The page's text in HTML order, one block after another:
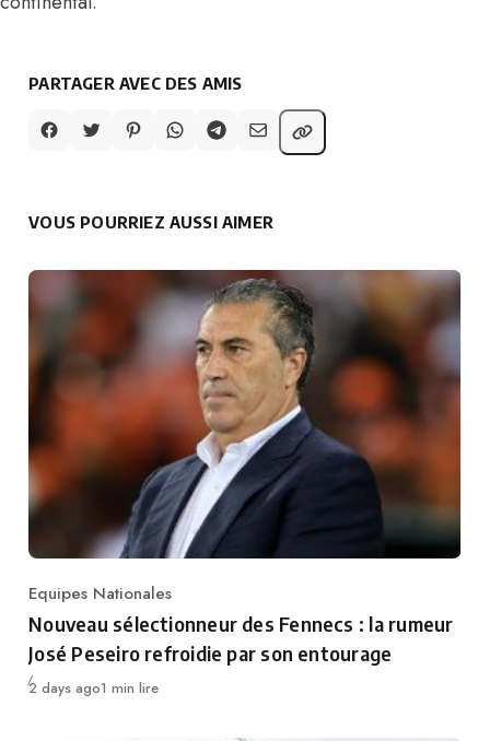
PARTAGER AVEC DES AMIS
VOUS POURRIEZ AUSSI AIMER
Category
Equipes Nationales
Nouveau sélectionneur des Fennecs : la rumeur
José Peseiro refroidie par son entourage
Publié
2 days ago1 min lire